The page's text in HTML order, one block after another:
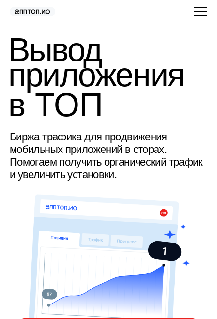
Вывод
приложения
Биржа трафика для продвижения
мобильных приложений в сторах.
и увеличить установки.
Запустить продвижение
Написать менеджеру
в ТОП